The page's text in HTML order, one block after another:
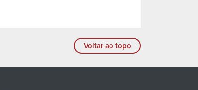
Voltar ao topo